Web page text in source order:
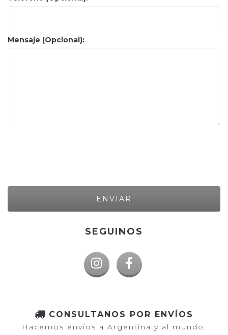
Mensaje (Opcional):
SEGUINOS
CONSULTANOS POR ENVÍOS
Hacemos envíos a Argentina y al mundo.